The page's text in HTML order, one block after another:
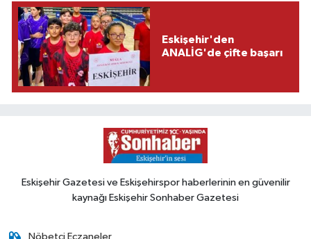
Eskişehir'den
ANALİG'de çifte başarı
Eskişehir Gazetesi ve Eskişehirspor haberlerinin en güvenilir
kaynağı Eskişehir Sonhaber Gazetesi
Nöbetçi Eczaneler